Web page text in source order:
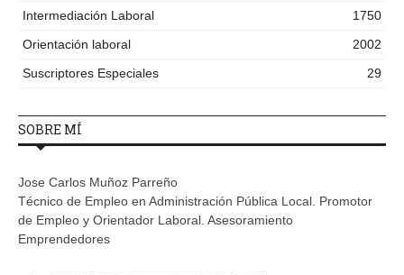
Intermediación Laboral
1750
Orientación laboral
2002
Suscriptores Especiales
29
SOBRE MÍ
Jose Carlos Muñoz Parreño
Técnico de Empleo en Administración Pública Local. Promotor
de Empleo y Orientador Laboral. Asesoramiento
Emprendedores